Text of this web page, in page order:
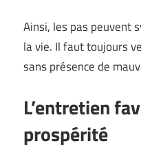
Ainsi, les pas peuvent
la vie. Il faut toujours
sans présence de
L’entretien
prospérité